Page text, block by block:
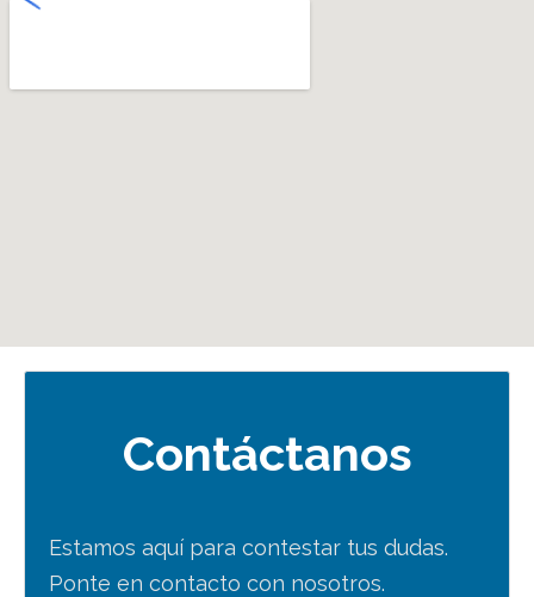
Contáctanos
Estamos aquí para contestar tus dudas.
Ponte en contacto con nosotros.